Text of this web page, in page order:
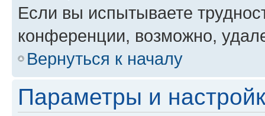
Если вы испытываете
конференции, возможно,
Вернуться к началу
Параметры и